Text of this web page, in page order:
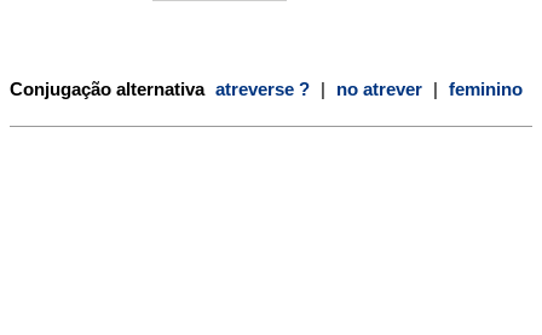
Conjugação alternativa atreverse ? | no atrever | feminino